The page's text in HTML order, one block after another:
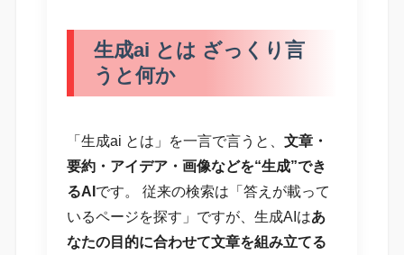
生成ai とは ざっくり言
うと何か
「生成ai とは」を一言で言うと、 文章・
要約・アイデア・画像などを“生成”でき
るAI です。 従来の検索は「答えが載って
いるページを探す」ですが、生成AIはあ
なたの目的に合わせて文章を組み立てる